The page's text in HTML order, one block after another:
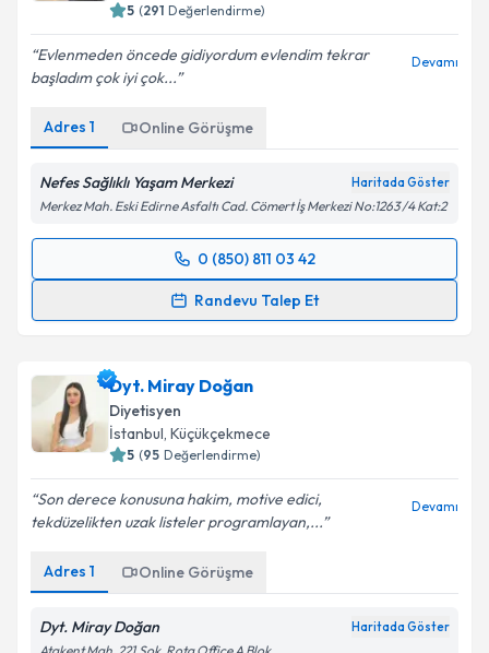
5 (291 Değerlendirme)
Evlenmeden öncede gidiyordum evlendim tekrar
başladım çok iyi çok...
Devamı
Adres 1 Online Görüşme
Nefes Sağlıklı Yaşam Merkezi Haritada Göster
Merkez Mah. Eski Edirne Asfaltı Cad. Cömert İş Merkezi No:1263 /4 Kat:2
0 (850) 811 03 42
Randevu Talep Et
Randevu Takvimi Talebi
hazırlandığında e-posta ile bilgilendireceğiz.
E-posta Adresiniz
Kişisel verilerimin işlenmesine ilişkin
kapsamda işlenmesini kabul ediyorum.
Takvim Talebini Gönder
Dyt. Miray Doğan
Diyetisyen
İstanbul, Küçükçekmece
5 (95 Değerlendirme)
Son derece konusuna hakim, motive edici,
tekdüzelikten uzak listeler programlayan,...
Devamı
Adres 1 Online Görüşme
Dyt. Miray Doğan Haritada Göster